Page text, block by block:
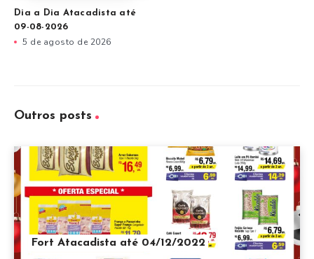
Dia a Dia Atacadista até
09-08-2026
5 de agosto de 2026
Outros posts
Fort Atacadista até 04/12/2022